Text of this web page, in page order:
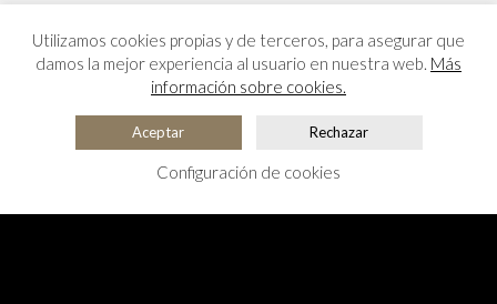
Utilizamos cookies propias y de terceros, para asegurar que
damos la mejor experiencia al usuario en nuestra web. Más
información sobre cookies.
Aceptar Rechazar
Configuración de cookies